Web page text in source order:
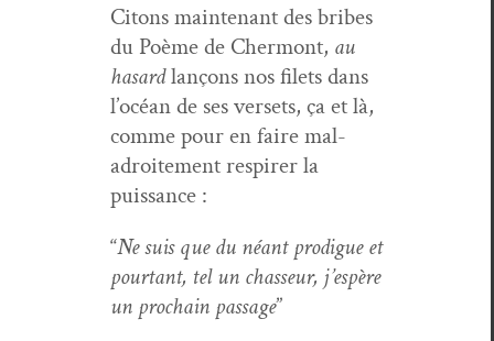
Citons main­tenant des bribes
du Poème de Cher­mont, au
hasardlançons nos filets dans
l’océan de ses ver­sets, ça et là,
comme pour en faire mal­
adroite­ment respir­er la
puissance :
“Ne suis que du néant prodigue et
pour­tant, tel un chas­seur, j’e­spère
un prochain pas­sage”